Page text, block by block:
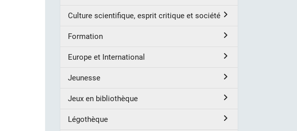
Culture scientifique, esprit critique et société
Formation
Europe et International
Jeunesse
Jeux en bibliothèque
Légothèque